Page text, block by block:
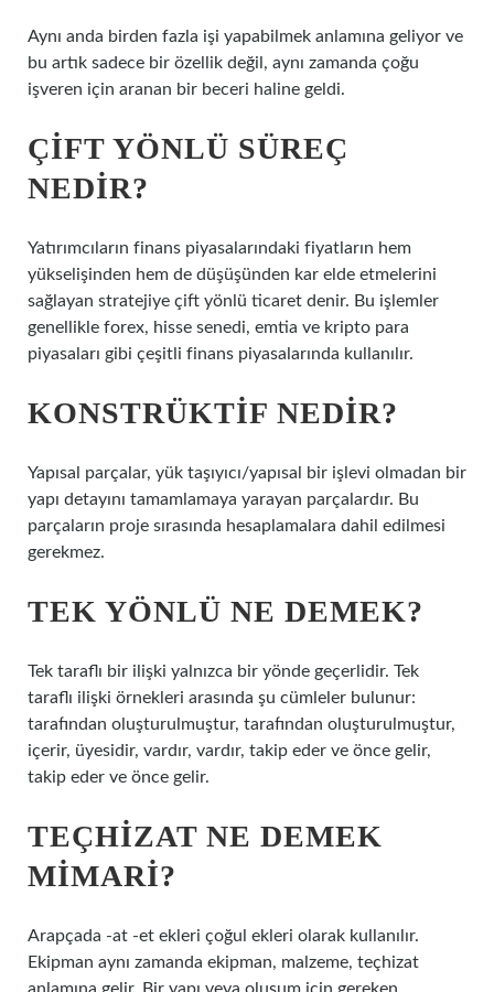
Aynı anda birden fazla işi yapabilmek anlamına geliyor ve
bu artık sadece bir özellik değil, aynı zamanda çoğu
işveren için aranan bir beceri haline geldi.
ÇIFT YÖNLÜ SÜREÇ
NEDIR?
Yatırımcıların finans piyasalarındaki fiyatların hem
yükselişinden hem de düşüşünden kar elde etmelerini
sağlayan stratejiye çift yönlü ticaret denir. Bu işlemler
genellikle forex, hisse senedi, emtia ve kripto para
piyasaları gibi çeşitli finans piyasalarında kullanılır.
KONSTRÜKTIF NEDIR?
Yapısal parçalar, yük taşıyıcı/yapısal bir işlevi olmadan bir
yapı detayını tamamlamaya yarayan parçalardır. Bu
parçaların proje sırasında hesaplamalara dahil edilmesi
gerekmez.
TEK YÖNLÜ NE DEMEK?
Tek taraflı bir ilişki yalnızca bir yönde geçerlidir. Tek
taraflı ilişki örnekleri arasında şu cümleler bulunur:
tarafından oluşturulmuştur, tarafından oluşturulmuştur,
içerir, üyesidir, vardır, vardır, takip eder ve önce gelir,
takip eder ve önce gelir.
TEÇHIZAT NE DEMEK
MIMARI?
Arapçada -at -et ekleri çoğul ekleri olarak kullanılır.
Ekipman aynı zamanda ekipman, malzeme, teçhizat